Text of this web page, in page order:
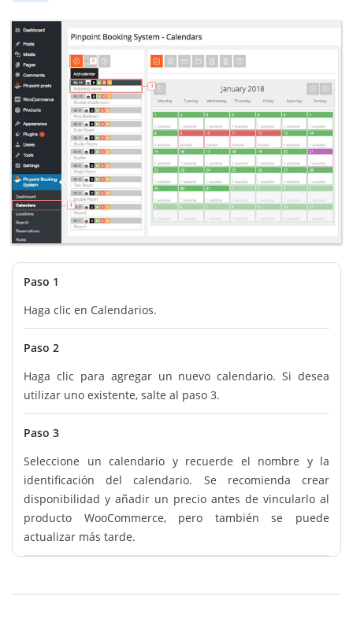
Paso 1
Haga clic en Calendarios.
Paso 2
Haga clic para agregar un nuevo calendario. Si desea
utilizar uno existente, salte al paso 3.
Paso 3
Seleccione un calendario y recuerde el nombre y la
identificación del calendario. Se recomienda crear
disponibilidad y añadir un precio antes de vincularlo al
producto WooCommerce, pero también se puede
actualizar más tarde.